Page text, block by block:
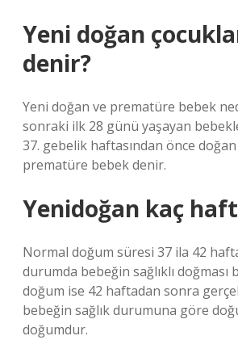
Yeni doğan
denir?
​Yeni doğan ve prematüre bebek
sonraki ilk 28 günü yaşayan
37. gebelik haftasından önce
prematüre bebek denir.
Yenidoğan kaç
Normal doğum süresi 37 ila 42
durumda bebeğin sağlıklı doğması
doğum ise 42 haftadan sonra
bebeğin sağlık durumuna göre
doğumdur.